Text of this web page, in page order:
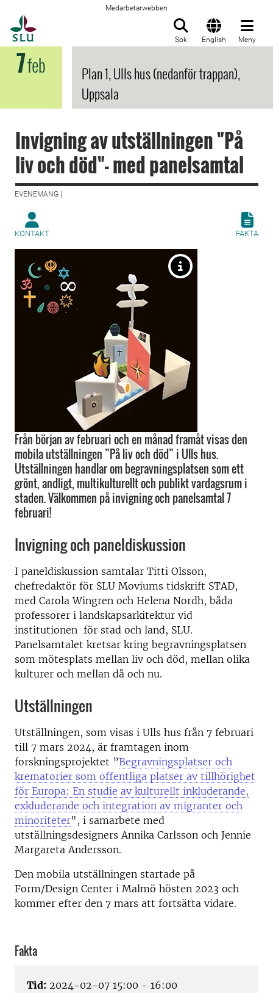
Medarbetarwebben
Sök English Meny
7feb
Plan 1, Ulls hus (nedanför trappan),
Uppsala
Invigning av utställningen "På
liv och död"- med panelsamtal
EVENEMANG |
KONTAKT FAKTA
Från början av februari och en månad framåt visas den
mobila utställningen ”På liv och död” i Ulls hus.
Utställningen handlar om begravningsplatsen som ett
grönt, andligt, multikulturellt och publikt vardagsrum i
staden. Välkommen på invigning och panelsamtal 7
februari!
Invigning och paneldiskussion
I paneldiskussion samtalar Titti Olsson,
chefredaktör för SLU Moviums tidskrift STAD,
med Carola Wingren och Helena Nordh, båda
professorer i landskapsarkitektur vid
institutionen för stad och land, SLU.
Panelsamtalet kretsar kring begravningsplatsen
som mötesplats mellan liv och död, mellan olika
kulturer och mellan då och nu.
Utställningen
Utställningen, som visas i Ulls hus från 7 februari
till 7 mars 2024, är framtagen inom
forskningsprojektet ”Begravningsplatser och
krematorier som offentliga platser av tillhörighet
för Europa: En studie av kulturellt inkluderande,
exkluderande och integration av migranter och
minoriteter", i samarbete med
utställningsdesigners Annika Carlsson och Jennie
Margareta Andersson.
Den mobila utställningen startade på
Form/Design Center i Malmö hösten 2023 och
kommer efter den 7 mars att fortsätta vidare.
Fakta
Tid: 2024-02-07 15:00 - 16:00